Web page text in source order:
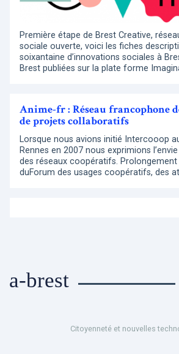
Première étape de Brest Creative,
sociale ouverte, voici les fiches
soixantaine d’innovations sociales à
Brest publiées sur la plate forme
Anime-fr : Réseau francophone
de projets collaboratifs
Lorsque nous avions initié Intercooop
Rennes en 2007 nous exprimions
des réseaux coopératifs. Prolongement
duForum des usages coopératifs, des
a-brest
Citoyenneté et nouvelles